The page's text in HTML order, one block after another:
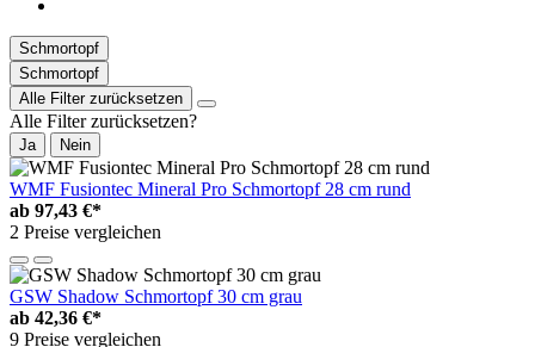
Schmortopf
Schmortopf
Alle Filter zurücksetzen
Alle Filter zurücksetzen?
Ja Nein
WMF Fusiontec Mineral Pro Schmortopf 28 cm rund
ab 97,43 €*
2 Preise vergleichen
GSW Shadow Schmortopf 30 cm grau
ab 42,36 €*
9 Preise vergleichen